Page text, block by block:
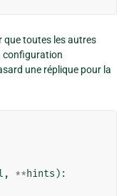
que toutes les autres
configuration
une réplique pour la
, **hints ):